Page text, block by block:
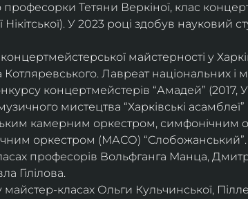
Тетяни Веркіної, клас
У 2023 році здобув науковий
майстерності у
Котляревського. Лавреат національних і
концертмейстерів “Амадей” (2017,
мистецтва “Харківські асамблеї”
камерним оркестром, симфонічним
оркестром (МАСО) “Слобожанський”.
професорів Вольфганга Манца,
Гілілова.
класах Ольги Кульчинської, Пілле